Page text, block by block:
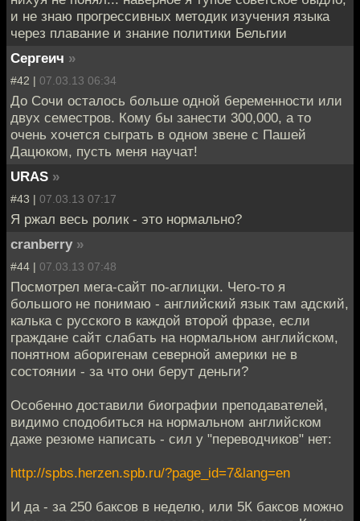
и не знаю прогрессивных методик изучения языка
через плавание и знание политики Бельгии
Сергеич »
#42 | 07.03.13 06:34
До Сочи осталось больше одной беременности или
двух семестров. Кому бы занести 300,000, а то
очень хочется сыграть в одном звене с Пашей
Дацюком, пусть меня научат!
URAS »
#43 | 07.03.13 07:17
Я ржал весь ролик - это нормально?
cranberry »
#44 | 07.03.13 07:48
Посмотрел мега-сайт по-аглицки. Чего-то я
большого не понимаю - английский язык там адский,
калька с русского в каждой второй фразе, если
граждане сайт слабать на нормальном английском,
понятном аборигенам северной америки не в
состоянии - за что они берут деньги?
Особенно доставили биографии преподавателей,
видимо сподобиться на нормальном английском
даже резюме написать - сил у "переводчиков" нет:
http://spbs.herzen.spb.ru/?page_id=7&lang=en
И да - за 250 баксов в неделю, или 5К баксов можно